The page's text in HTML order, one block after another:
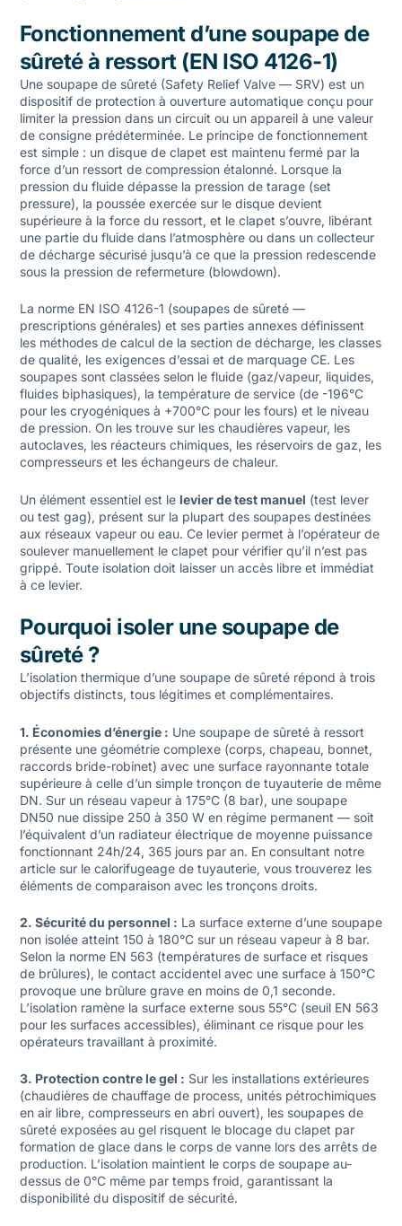
Fonctionnement d’une soupape de
sûreté à ressort (EN ISO 4126-1)
Une soupape de sûreté (Safety Relief Valve — SRV) est un
dispositif de protection à ouverture automatique conçu pour
limiter la pression dans un circuit ou un appareil à une valeur
de consigne prédéterminée. Le principe de fonctionnement
est simple : un disque de clapet est maintenu fermé par la
force d’un ressort de compression étalonné. Lorsque la
pression du fluide dépasse la pression de tarage (set
pressure), la poussée exercée sur le disque devient
supérieure à la force du ressort, et le clapet s’ouvre, libérant
une partie du fluide dans l’atmosphère ou dans un collecteur
de décharge sécurisé jusqu’à ce que la pression redescende
sous la pression de refermeture (blowdown).
La norme EN ISO 4126-1 (soupapes de sûreté —
prescriptions générales) et ses parties annexes définissent
les méthodes de calcul de la section de décharge, les classes
de qualité, les exigences d’essai et de marquage CE. Les
soupapes sont classées selon le fluide (gaz/vapeur, liquides,
fluides biphasiques), la température de service (de -196°C
pour les cryogéniques à +700°C pour les fours) et le niveau
de pression. On les trouve sur les chaudières vapeur, les
autoclaves, les réacteurs chimiques, les réservoirs de gaz, les
compresseurs et les échangeurs de chaleur.
Un élément essentiel est le levier de test manuel (test lever
ou test gag), présent sur la plupart des soupapes destinées
aux réseaux vapeur ou eau. Ce levier permet à l’opérateur de
soulever manuellement le clapet pour vérifier qu’il n’est pas
grippé. Toute isolation doit laisser un accès libre et immédiat
à ce levier.
Pourquoi isoler une soupape de
sûreté ?
L’isolation thermique d’une soupape de sûreté répond à trois
objectifs distincts, tous légitimes et complémentaires.
1. Économies d’énergie : Une soupape de sûreté à ressort
présente une géométrie complexe (corps, chapeau, bonnet,
raccords bride-robinet) avec une surface rayonnante totale
supérieure à celle d’un simple tronçon de tuyauterie de même
DN. Sur un réseau vapeur à 175°C (8 bar), une soupape
DN50 nue dissipe 250 à 350 W en régime permanent — soit
l’équivalent d’un radiateur électrique de moyenne puissance
fonctionnant 24h/24, 365 jours par an. En consultant notre
article sur le calorifugeage de tuyauterie, vous trouverez les
éléments de comparaison avec les tronçons droits.
2. Sécurité du personnel : La surface externe d’une soupape
non isolée atteint 150 à 180°C sur un réseau vapeur à 8 bar.
Selon la norme EN 563 (températures de surface et risques
de brûlures), le contact accidentel avec une surface à 150°C
provoque une brûlure grave en moins de 0,1 seconde.
L’isolation ramène la surface externe sous 55°C (seuil EN 563
pour les surfaces accessibles), éliminant ce risque pour les
opérateurs travaillant à proximité.
3. Protection contre le gel : Sur les installations extérieures
(chaudières de chauffage de process, unités pétrochimiques
en air libre, compresseurs en abri ouvert), les soupapes de
sûreté exposées au gel risquent le blocage du clapet par
formation de glace dans le corps de vanne lors des arrêts de
production. L’isolation maintient le corps de soupape au-
dessus de 0°C même par temps froid, garantissant la
disponibilité du dispositif de sécurité.